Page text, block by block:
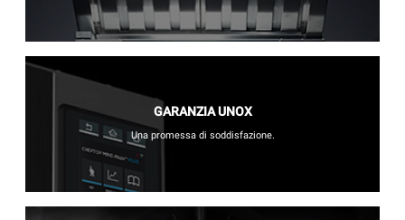
GARANZIA UNOX
Una promessa di soddisfazione.